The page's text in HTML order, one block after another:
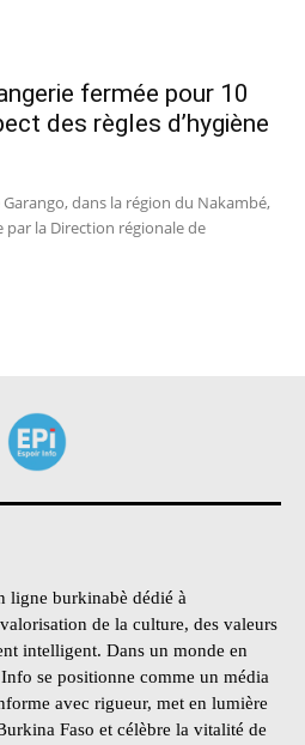
fermée pour 10
des règles d’hygiène
dans la région du Nakambé,
la Direction régionale de
ligne burkinabè dédié à
de la culture, des valeurs
intelligent. Dans un monde en
se positionne comme un média
avec rigueur, met en lumière
Faso et célèbre la vitalité de